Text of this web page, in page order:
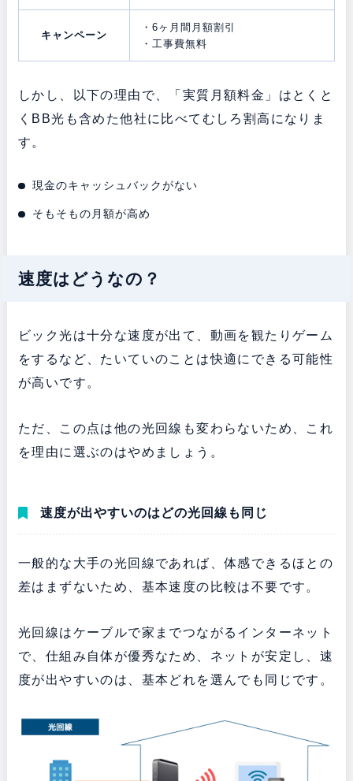
キャンペーン
・6ヶ月間月額割引
・工事費無料
しかし、以下の理由で、「実質月額料金」はとくと
くBB光も含めた他社に比べてむしろ割高になりま
す。
現金のキャッシュバックがない
そもそもの月額が高め
速度はどうなの？
ビック光は十分な速度が出て、動画を観たりゲーム
をするなど、たいていのことは快適にできる可能性
が高いです。
ただ、この点は他の光回線も変わらないため、これ
を理由に選ぶのはやめましょう。
速度が出やすいのはどの光回線も同じ
一般的な大手の光回線であれば、体感できるほとの
差はまずないため、基本速度の比較は不要です。
光回線はケーブルで家までつながるインターネット
で、仕組み自体が優秀なため、 ネットが安定し、速
度が出やすいのは、基本どれを選んでも同じです。